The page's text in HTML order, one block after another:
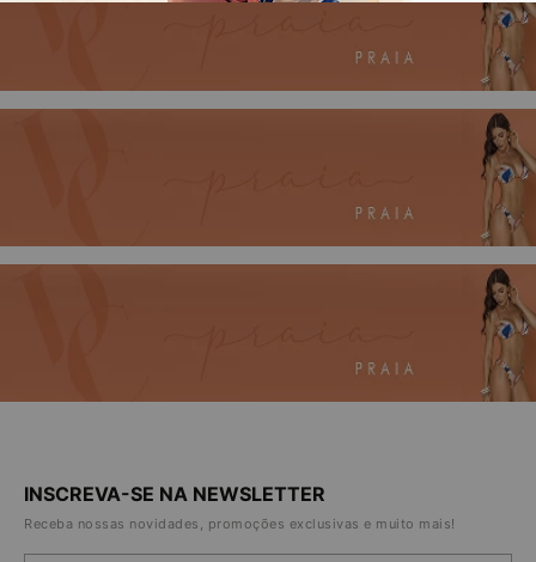
INSCREVA-SE NA NEWSLETTER
Receba nossas novidades, promoções exclusivas e muito mais!